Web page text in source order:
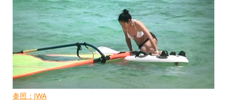
参照：JWA